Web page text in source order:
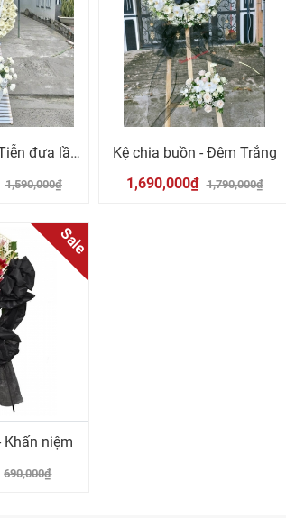
Kệ chia buồn - Tiễn đưa lần cuối
1,590,000₫
Kệ chia buồn - Đêm Trắng
1,690,000₫ 1,790,000₫
Sale
Khấn niệm
690,000₫